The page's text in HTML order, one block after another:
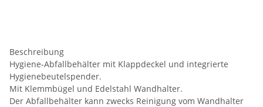
Beschreibung
Hygiene-Abfallbehälter mit Klappdeckel und integrierte
Hygienebeutelspender.
Mit Klemmbügel und Edelstahl Wandhalter.
Der Abfallbehälter kann zwecks Reinigung vom Wandhalter